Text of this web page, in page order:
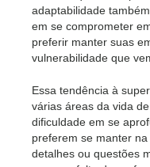
adaptabilidade
em se comprometer
preferir manter suas
vulnerabilidade que
Essa tendência à
várias áreas da vida
dificuldade em se
preferem se manter
detalhes ou questões